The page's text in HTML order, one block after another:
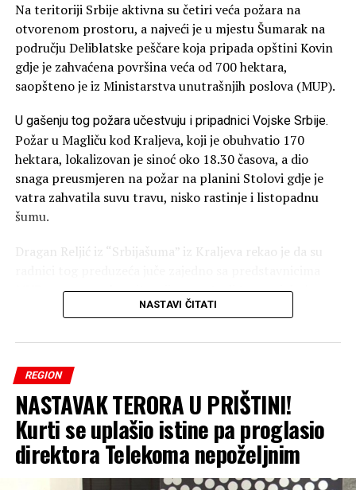
Na teritoriji Srbije aktivna su četiri veća požara na
otvorenom prostoru, a najveći je u mjestu Šumarak na
području Deliblatske peščare koja pripada opštini Kovin
gdje je zahvaćena površina veća od 700 hektara,
saopšteno je iz Ministarstva unutrašnjih poslova (MUP).
U gašenju tog požara učestvuju i pripadnici Vojske Srbije.
Požar u Magliču kod Kraljeva, koji je obuhvatio 170
hektara, lokalizovan je sinoć oko 18.30 časova, a dio
snaga preusmjeren na požar na planini Stolovi gdje je
vatra zahvatila suvu travu, nisko rastinje i listopadnu
šumu.
Dragan Reljić iz “Srbijašuma” iz Kraljeva rekao je da su
MUP-a za vanredne situacije osmatrali terene i da će u
toku dana na tom području dejstvovati helikopterska
On je naglasio da je požar iznad mjesta Ušće juče
lokalizovan i stavljen pod kontrolu, te da je gašenju
pomogla kiša slabog intenziteta.
– To je, međutim, nedovoljno da bi se taj požar proglasio
ugašenim. I dalje ostaju na snazi redovna dežurstva 24
časa – rekao je za Reljić za RTS.
NASTAVI ČITATI
REGION
NASTAVAK TERORA U PRIŠTINI!
Kurti se uplašio istine pa proglasio
direktora Telekoma nepoželjnim